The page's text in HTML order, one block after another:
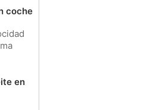
coche
en